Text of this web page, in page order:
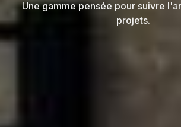
Une gamme pensée pour suivre
projets.